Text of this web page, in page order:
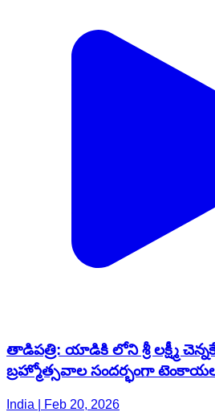
తాడిపత్రి: యాడికి లోని శ్రీ లక్ష్మీ
బ్రహ్మోత్సవాల సందర్భంగా
India | Feb 20, 2026